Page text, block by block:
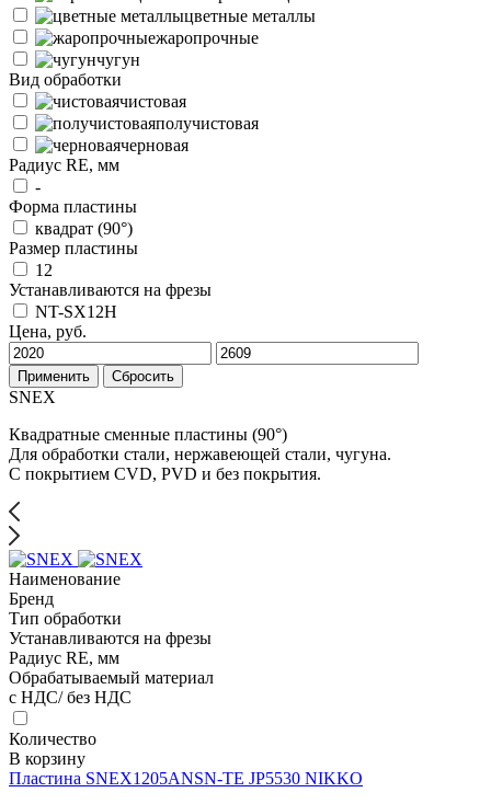
цветные металлы
жаропрочные
чугун
Вид обработки
чистовая
получистовая
черновая
Радиус RE, мм
-
Форма пластины
квадрат (90°)
Размер пластины
12
Устанавливаются на фрезы
NT-SX12H
Цена, руб.
Применить Сбросить
SNEX
Квадратные сменные пластины (90°)
Для обработки стали, нержавеющей стали, чугуна.
С покрытием CVD, PVD и без покрытия.
Наименование
Бренд
Тип обработки
Устанавливаются на фрезы
Радиус RE, мм
Обрабатываемый материал
с НДС/ без НДС
Количество
В корзину
Пластина SNEX1205ANSN-TE JP5530 NIKKO